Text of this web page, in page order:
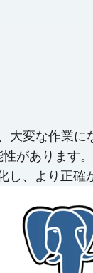
変な作業
があります
、より正確